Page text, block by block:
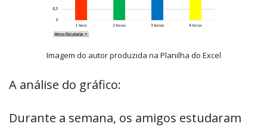
Imagem do autor produzida na Planilha do Excel
A análise do gráfico:
Durante a semana, os amigos estudaram